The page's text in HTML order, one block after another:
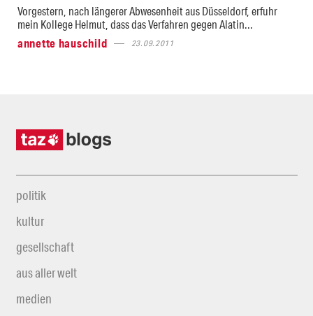
Vorgestern, nach längerer Abwesenheit aus Düsseldorf, erfuhr
mein Kollege Helmut, dass das Verfahren gegen Alatin...
annette hauschild
23.09.2011
politik
kultur
gesellschaft
aus aller welt
medien